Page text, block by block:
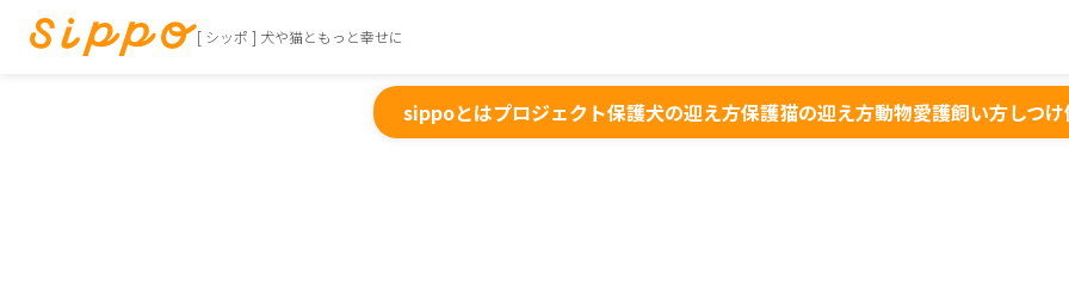
[ シッポ ] 犬や猫ともっと幸せに
sippoとはプロジェクト保護犬の迎え方保護猫の迎え方動物愛護飼い方しつけ